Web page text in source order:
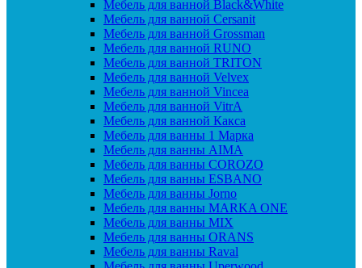
Мебель для ванной Black&White
Мебель для ванной Cersanit
Мебель для ванной Grossman
Мебель для ванной RUNO
Мебель для ванной TRITON
Мебель для ванной Velvex
Мебель для ванной Vincea
Мебель для ванной VitrA
Мебель для ванной Какса
Мебель для ванны 1 Марка
Мебель для ванны AIMA
Мебель для ванны COROZO
Мебель для ванны ESBANO
Мебель для ванны Jorno
Мебель для ванны MARKA ONE
Мебель для ванны MIX
Мебель для ванны ORANS
Мебель для ванны Raval